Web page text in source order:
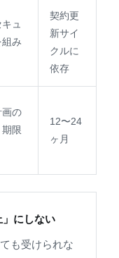
ュ
み
契約更
新サイ
クルに
依存
画の
限
12〜24
ヶ月
」にしない
も受けられな